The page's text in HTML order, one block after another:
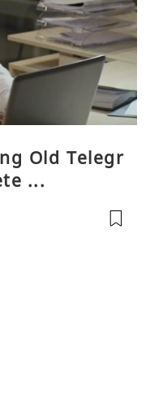
Old Telegr
...